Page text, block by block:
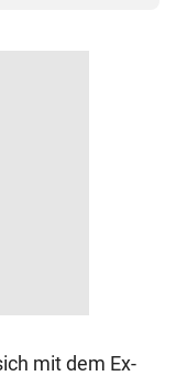
mit dem Ex-